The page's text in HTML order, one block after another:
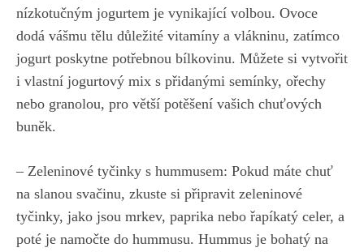
nízkotučným jogurtem je vynikající volbou. Ovoce
dodá vášmu tělu důležité vitamíny a vlákninu, zatímco
jogurt poskytne potřebnou bílkovinu. Můžete si vytvořit
i vlastní jogurtový mix s přidanými semínky, ořechy
nebo granolou, pro větší potěšení vašich chuťových
buněk.
– Zeleninové tyčinky s hummusem: Pokud máte chuť
na slanou svačinu, zkuste si připravit zeleninové
tyčinky, jako jsou mrkev, paprika nebo řapíkatý celer, a
poté je namočte do hummusu. Hummus je bohatý na